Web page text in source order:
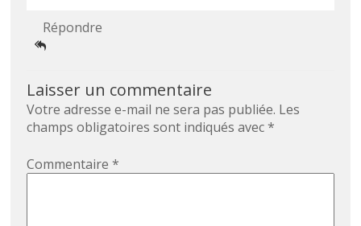
Répondre
Laisser un commentaire
Votre adresse e-mail ne sera pas publiée. Les
champs obligatoires sont indiqués avec*
Commentaire*